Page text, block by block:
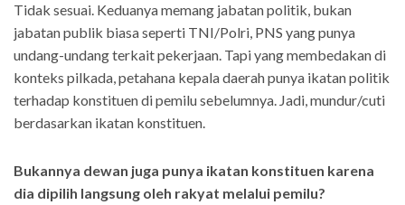
Tidak sesuai. Keduanya memang jabatan politik, bukan
jabatan publik biasa seperti TNI/Polri, PNS yang punya
undang-undang terkait pekerjaan. Tapi yang membedakan di
konteks pilkada, petahana kepala daerah punya ikatan politik
terhadap konstituen di pemilu sebelumnya. Jadi, mundur/cuti
berdasarkan ikatan konstituen.
Bukannya dewan juga punya ikatan konstituen karena
dia dipilih langsung oleh rakyat melalui pemilu?